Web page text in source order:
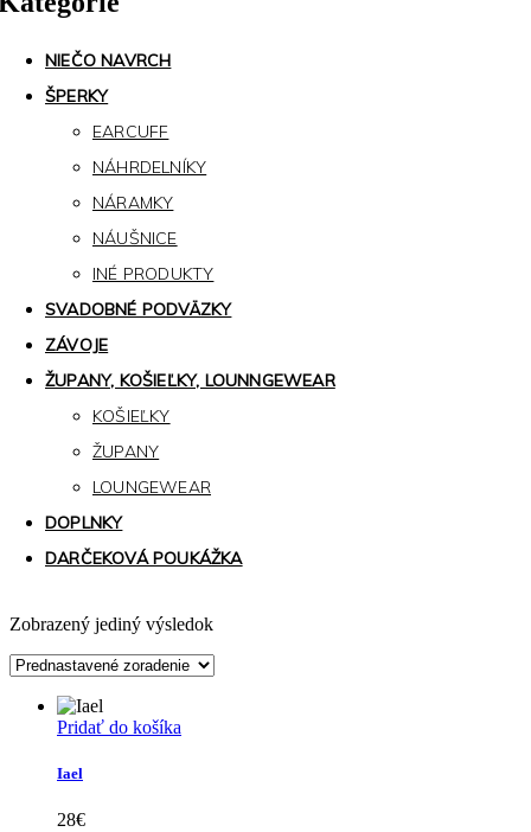
Zobrazený jediný výsledok
Pridať do košíka
Iael
28€
NIEČO NAVRCH
ŠPERKY
EARCUFF
NÁHRDELNÍKY
NÁRAMKY
NÁUŠNICE
INÉ PRODUKTY
SVADOBNÉ PODVÄZKY
ZÁVOJE
ŽUPANY, KOŠIEĽKY, LOUNNGEWEAR
KOŠIEĽKY
ŽUPANY
LOUNGEWEAR
DOPLNKY
DARČEKOVÁ POUKÁŽKA